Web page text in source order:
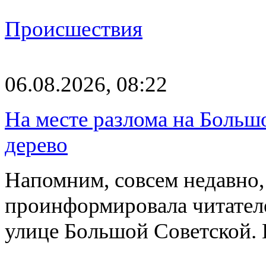
Происшествия
06.08.2026, 08:22
На месте разлома на
дерево
Напомним, совсем
проинформировала
улице Большой Советской.